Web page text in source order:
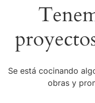
Se está cocinando
obras y